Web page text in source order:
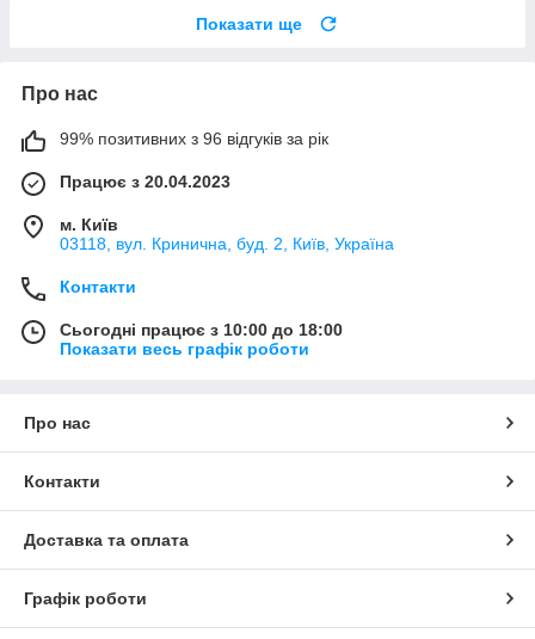
Показати ще
Про нас
99% позитивних з 96 відгуків за рік
Працює з 20.04.2023
м. Київ
03118, вул. Кринична, буд. 2, Київ, Україна
Контакти
Сьогодні працює з 10:00 до 18:00
Показати весь графік роботи
Про нас
Контакти
Доставка та оплата
Графік роботи